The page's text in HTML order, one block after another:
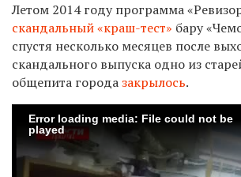
Летом 2014 году программа
скандальный «краш-тест» бару
спустя несколько месяцев после
скандального выпуска одно из
общепита городазакрылось.
Error loading media: File could not be
played